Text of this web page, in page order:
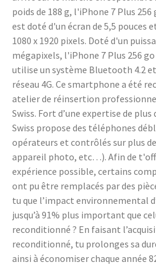
poids de 188 g, l'iPhone 7 Plus
est doté d'un écran de 5,5 pouces
1080 x 1920 pixels. Doté d'un
mégapixels, l'iPhone 7 Plus 256
utilise un système Bluetooth 4.2
réseau 4G. Ce smartphone a été
atelier de réinsertion
Swiss. Fort d’une expertise de plus
Swiss propose des téléphones
opérateurs et contrôlés sur plus
appareil photo, etc…). Afin de
expérience possible, certains
ont pu être remplacés par des
tu que l’impact environnemental
jusqu’à 91% plus important que
reconditionné ? En faisant
reconditionné, tu prolonges sa
ainsi à économiser chaque année